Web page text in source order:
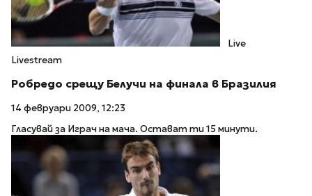
Live
Livestream
Робредо срещу Белучи на финала в Бразилия
14 февруари 2009, 12:23
Гласувай за Играч на мача. Остават ти 15 минути.